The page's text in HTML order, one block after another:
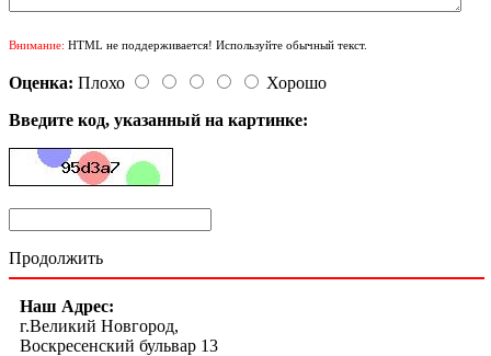
Внимание: HTML не поддерживается! Используйте обычный текст.
Оценка: Плохо
Хорошо
Введите код, указанный на картинке:
Продолжить
Наш Адрес:
г.Великий Новгород,
Воскресенский бульвар 13